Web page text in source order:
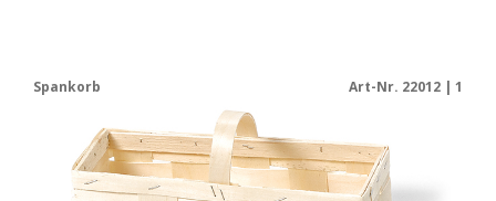
Spankorb Art-Nr. 22012 | 1